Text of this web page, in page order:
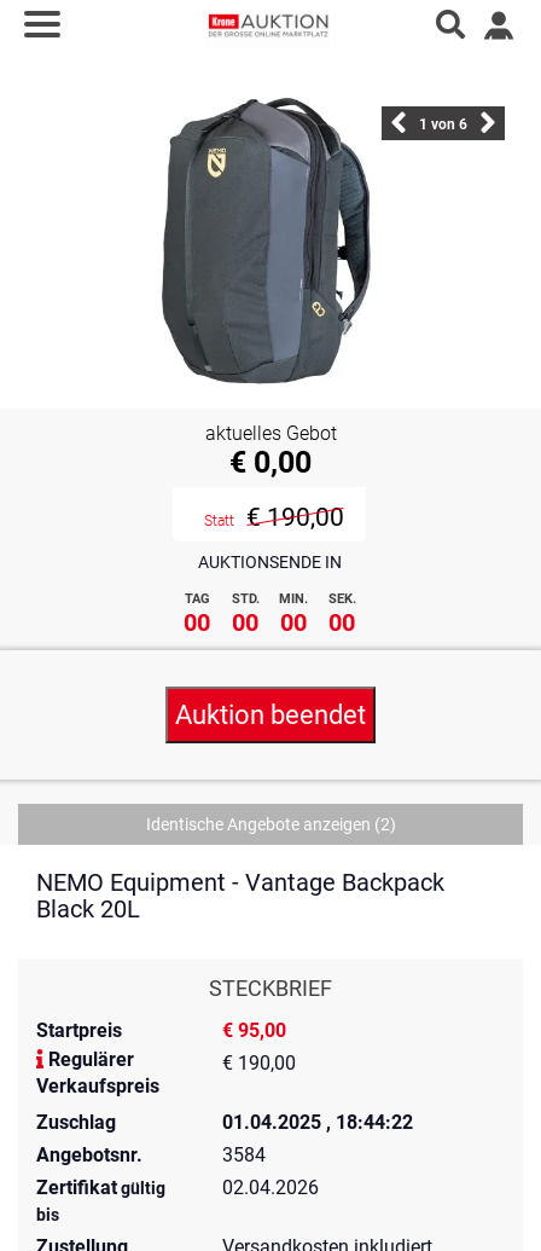
1 von 6
AUKTIONSENDE IN
TAG STD. MIN. SEK.
00 00 00 00
aktuelles Gebot
€ 0,00
Statt € 190,00
Auktion beendet
Identische Angebote anzeigen (2)
NEMO Equipment - Vantage Backpack
Black 20L
STECKBRIEF
Startpreis
€ 95,00
Regulärer
Verkaufspreis
€ 190,00
Zuschlag
01.04.2025 , 18:44:22
Angebotsnr.
3584
Zertifikatgültig
bis
02.04.2026